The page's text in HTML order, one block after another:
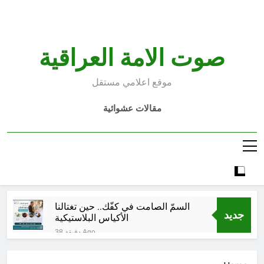
صوت الامة العراقية
موقع اعلامي مستقل
مقالات عشوائية
جديد
السمّ الصامت في كفّك.. حين تغتالنا
الأكياس البلاستيكية
38 دقيقة Ago